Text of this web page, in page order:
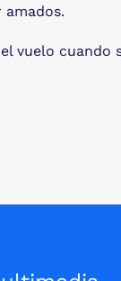
vuelo cuando